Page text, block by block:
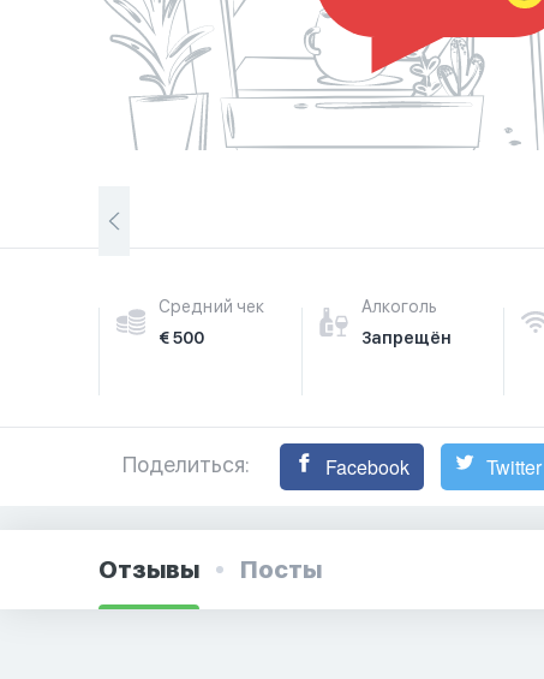
Средний чек
€ 500
Алкоголь
Запрещён
Поделиться: Facebook Twitter
Отзывы Посты